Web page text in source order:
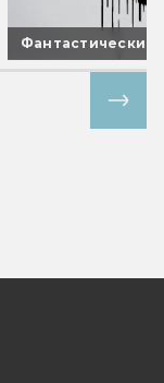
Фантастические